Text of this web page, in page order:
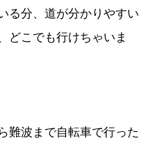
る分、道が分かりやすい
どこでも行けちゃいま
難波まで自転車で行った